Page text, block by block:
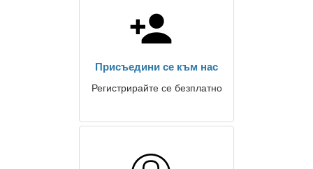
Присъедини се към нас
Регистрирайте се безплатно